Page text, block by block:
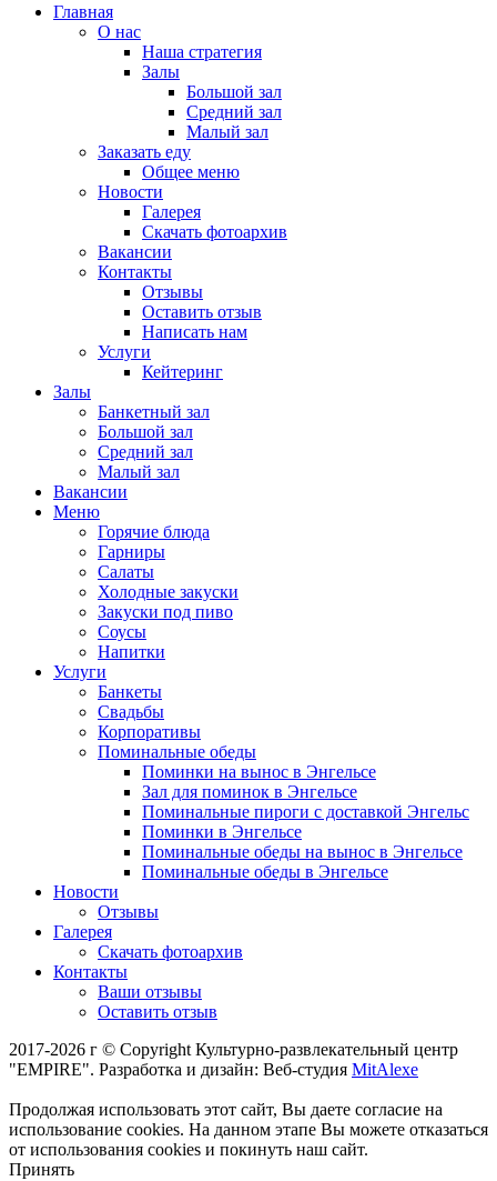
Главная
О нас
Наша стратегия
Залы
Большой зал
Средний зал
Малый зал
Заказать еду
Общее меню
Новости
Галерея
Скачать фотоархив
Вакансии
Контакты
Отзывы
Оставить отзыв
Написать нам
Услуги
Кейтеринг
Залы
Банкетный зал
Большой зал
Средний зал
Малый зал
Вакансии
Меню
Горячие блюда
Гарниры
Салаты
Холодные закуски
Закуски под пиво
Соусы
Напитки
Услуги
Банкеты
Свадьбы
Корпоративы
Поминальные обеды
Поминки на вынос в Энгельсе
Зал для поминок в Энгельсе
Поминальные пироги с доставкой Энгельс
Поминки в Энгельсе
Поминальные обеды на вынос в Энгельсе
Поминальные обеды в Энгельсе
Новости
Отзывы
Галерея
Скачать фотоархив
Контакты
Ваши отзывы
Оставить отзыв
2017-2026 г © Copyright Культурно-развлекательный центр
"EMPIRE". Разработка и дизайн: Веб-студия MitAlexe
Продолжая использовать этот сайт, Вы даете согласие на
использование cookies. На данном этапе Вы можете отказаться
от использования cookies и покинуть наш сайт.
Принять